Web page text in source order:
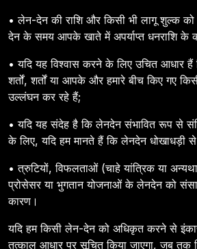
• लेन-देन की राशि और किसी भी लागू शुल्क
देन के समय आपके खाते में अपर्याप्त धनराशि के
• यदि यह विश्वास करने के लिए उचित आधार
शर्तों, शर्तों या आपके और हमारे बीच किए गए
उल्लंघन कर रहे हैं;
• यदि यह संदेह है कि लेनदेन संभावित रूप से
के लिए, यदि हम मानते हैं कि लेनदेन धोखाधड़ी से
• त्रुटियों, विफलताओं (चाहे यांत्रिक या अन्यथा)
प्रोसेसर या भुगतान योजनाओं के लेनदेन को
कारण।
यदि हम किसी लेन-देन को अधिकृत करने से
तत्काल आधार पर सूचित किया जाएगा, जब तक